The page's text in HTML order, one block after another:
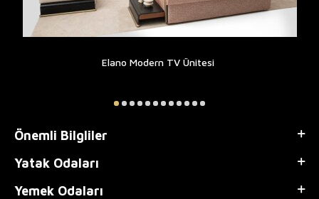
Elano Modern TV Ünitesi
Önemli Bilgliler
Yatak Odaları
Yemek Odaları